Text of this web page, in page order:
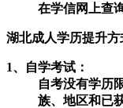
在学信网上查询
湖北成人学历提升方
1、自学考试：
自考没有学历
族、地区和已